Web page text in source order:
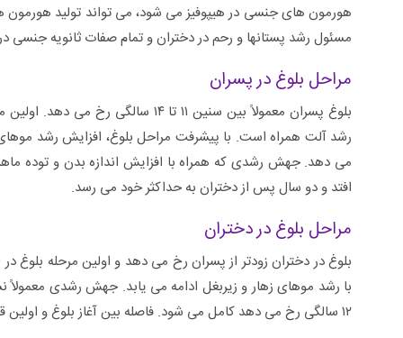
هورمون های جنسی در هیپوفیز می شود، می تواند تولید
مسئول رشد پستانها و رحم در دختران و تمام صفات ثانویه جنسی
مراحل بلوغ در پسران
بلوغ پسران معمولاً بین سنین ۱۱
رشد آلت همراه است. با پیشرفت مراحل بلوغ، افزایش رشد
افتد و دو سال پس از دختران به حداکثر خود می رسد.
مراحل بلوغ در دختران
۱۲ سالگی رخ می دهد کامل می شود. فاصله بین آغاز بلوغ و اولین قاعدگی ۲ تا ۵/۲ است.